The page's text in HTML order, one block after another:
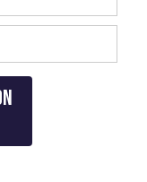
Type 9
ou de
afin de
et fluide.
chaque personne,